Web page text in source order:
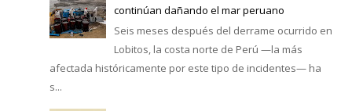
continúan dañando el mar peruano
Seis meses después del derrame ocurrido en
Lobitos, la costa norte de Perú —la más
afectada históricamente por este tipo de incidentes— ha
s...